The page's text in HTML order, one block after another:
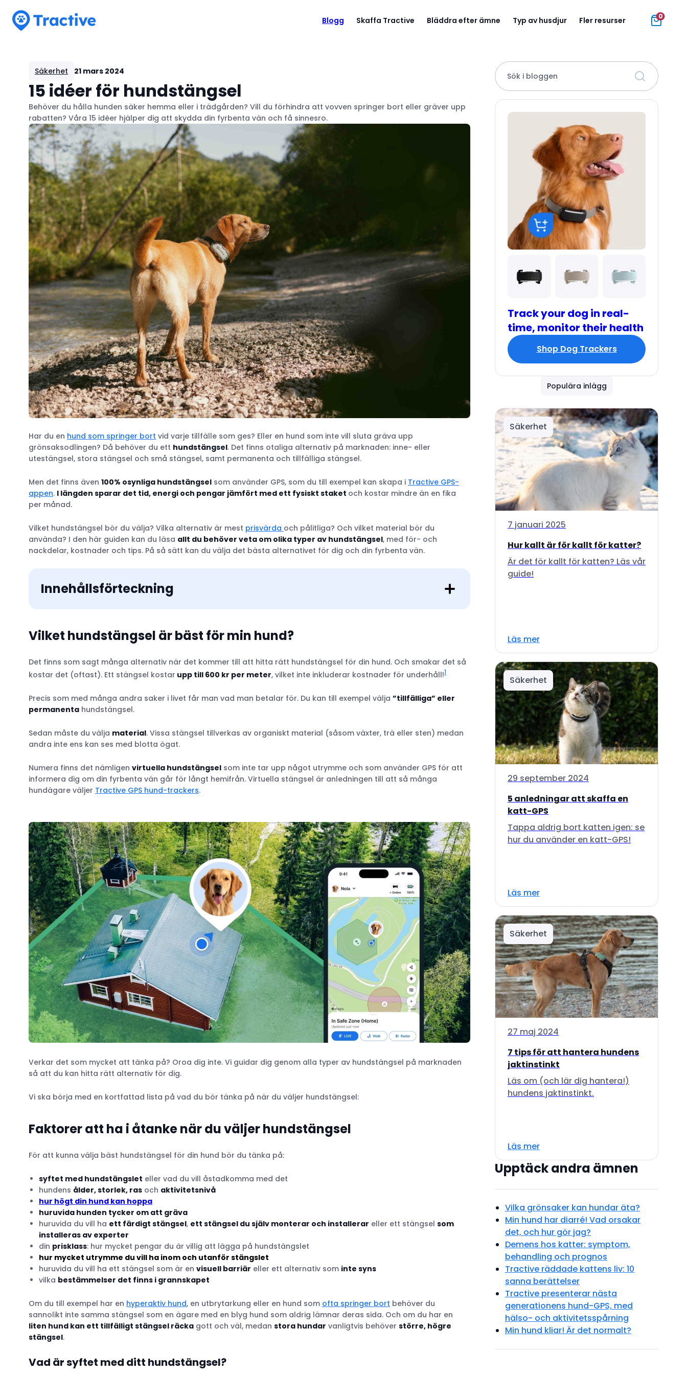
Blogg Skaffa Tractive Bläddra efter ämne Typ av husdjur Fler resurser 0
Säkerhet 21 mars 2024
15 idéer för hundstängsel
Behöver du hålla hunden säker hemma eller i trädgården? Vill du förhindra att vovven springer bort eller gräver upp
rabatten? Våra 15 idéer hjälper dig att skydda din fyrbenta vän och få sinnesro.
Har du en hund som springer bort vid varje tillfälle som ges? Eller en hund som inte vill sluta gräva upp
grönsaksodlingen? Då behöver du ett hundstängsel. Det finns otaliga alternativ på marknaden: inne- eller
utestängsel, stora stängsel och små stängsel, samt permanenta och tillfälliga stängsel.
Men det finns även 100% osynliga hundstängsel som använder GPS, som du till exempel kan skapa i Tractive GPS-
appen. I längden sparar det tid, energi och pengar jämfört med ett fysiskt staket och kostar mindre än en fika
per månad.
Vilket hundstängsel bör du välja? Vilka alternativ är mest prisvärda och pålitliga? Och vilket material bör du
använda? I den här guiden kan du läsa allt du behöver veta om olika typer av hundstängsel, med för- och
nackdelar, kostnader och tips. På så sätt kan du välja det bästa alternativet för dig och din fyrbenta vän.
Innehållsförteckning
Staket som hundstängsel
Liggande staket
Hundstängsel av metall
Hundstängsel av stål eller aluminium
Hönsnät
Hundstängsel i form av tegelvägg
Hundstängsel av plast
Vinylstaket
Osynligt eller elektriskt hundstängsel
Hundstängsel under jord
Trådlöst hundstängsel
GPS-hundstängsel
Tillfälliga hundstängsel
Hundstängsel eller hundhage inomhus
Vilket hundstängsel är bäst för min hund?
Det finns som sagt många alternativ när det kommer till att hitta rätt hundstängsel för din hund. Och smakar det så
kostar det (oftast). Ett stängsel kostar upp till 600 kr per meter, vilket inte inkluderar kostnader för underhåll!1
Precis som med många andra saker i livet får man vad man betalar för. Du kan till exempel välja ”tillfälliga” eller
permanenta hundstängsel.
Sedan måste du välja material. Vissa stängsel tillverkas av organiskt material (såsom växter, trä eller sten) medan
andra inte ens kan ses med blotta ögat.
Numera finns det nämligen virtuella hundstängsel som inte tar upp något utrymme och som använder GPS för att
informera dig om din fyrbenta vän går för långt hemifrån. Virtuella stängsel är anledningen till att så många
hundägare väljer Tractive GPS hund-trackers.
Verkar det som mycket att tänka på? Oroa dig inte. Vi guidar dig genom alla typer av hundstängsel på marknaden
så att du kan hitta rätt alternativ för dig.
Vi ska börja med en kortfattad lista på vad du bör tänka på när du väljer hundstängsel:
Faktorer att ha i åtanke när du väljer hundstängsel
För att kunna välja bäst hundstängsel för din hund bör du tänka på:
syftet med hundstängslet eller vad du vill åstadkomma med det
hundens ålder, storlek, ras och aktivitetsnivå
hur högt din hund kan hoppa
huruvida hunden tycker om att gräva
huruvida du vill ha ett färdigt stängsel, ett stängsel du själv monterar och installerar eller ett stängsel som
installeras av experter
din prisklass: hur mycket pengar du är villig att lägga på hundstängslet
hur mycket utrymme du vill ha inom och utanför stängslet
huruvida du vill ha ett stängsel som är en visuell barriär eller ett alternativ som inte syns
vilka bestämmelser det finns i grannskapet
Om du till exempel har en hyperaktiv hund, en utbrytarkung eller en hund som ofta springer bort behöver du
sannolikt inte samma stängsel som en ägare med en blyg hund som aldrig lämnar deras sida. Och om du har en
liten hund kan ett tillfälligt stängsel räcka gott och väl, medan stora hundar vanligtvis behöver större, högre
stängsel.
Vad är syftet med ditt hundstängsel?
Sök i bloggen
Track your dog in real-
time, monitor their health
Shop Dog Trackers
Populära inlägg
Säkerhet
7 januari 2025
Hur kallt är för kallt för katter?
Är det för kallt för katten? Läs vår
guide!
Läs mer
Säkerhet
29 september 2024
5 anledningar att skaffa en
katt-GPS
Tappa aldrig bort katten igen: se
hur du använder en katt-GPS!
Läs mer
Säkerhet
27 maj 2024
7 tips för att hantera hundens
jaktinstinkt
Läs om (och lär dig hantera!)
hundens jaktinstinkt.
Läs mer
Upptäck andra ämnen
Vilka grönsaker kan hundar äta?
Min hund har diarré! Vad orsakar
det, och hur gör jag?
Demens hos katter: symptom,
behandling och prognos
Tractive räddade kattens liv: 10
sanna berättelser
Tractive presenterar nästa
generationens hund-GPS, med
hälso- och aktivitetsspårning
Min hund kliar! Är det normalt?